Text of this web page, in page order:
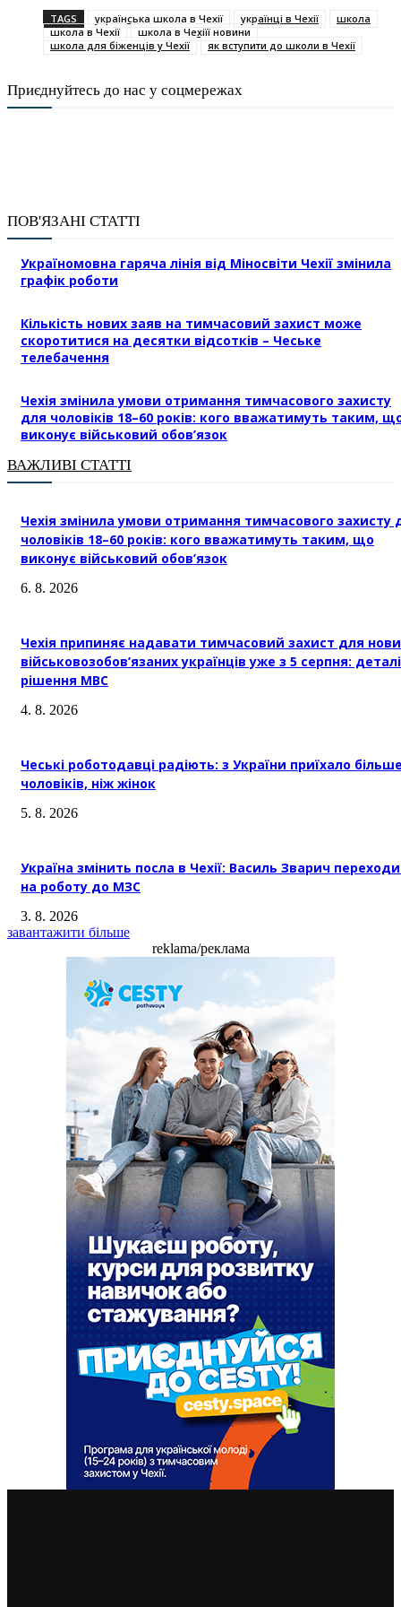
TAGS українська школа в Чехії українці в Чехії
школа
школа в Чехії
школа в Чехіїї новини
школа для біженців у Чехії
як вступити до школи в Чехії
Приєднуйтесь до нас у соцмережах
ПОВ'ЯЗАНІ СТАТТІ
Україномовна гаряча лінія від Міносвіти Чехії змінила
графік роботи
Кількість нових заяв на тимчасовий захист може
скоротитися на десятки відсотків – Чеське
телебачення
Чехія змінила умови отримання тимчасового захисту
для чоловіків 18–60 років: кого вважатимуть таким,
виконує військовий обов’язок
ВАЖЛИВІ СТАТТІ
Чехія змінила умови отримання тимчасового захисту
чоловіків 18–60 років: кого вважатимуть таким, що
виконує військовий обов’язок
6. 8. 2026
Чехія припиняє надавати тимчасовий захист для
військовозобов’язаних українців уже з 5 серпня: деталі
рішення МВС
4. 8. 2026
Чеські роботодавці радіють: з України приїхало
чоловіків, ніж жінок
5. 8. 2026
Україна змінить посла в Чехії: Василь Зварич
на роботу до МЗС
3. 8. 2026
завантажити більше
reklama/реклама